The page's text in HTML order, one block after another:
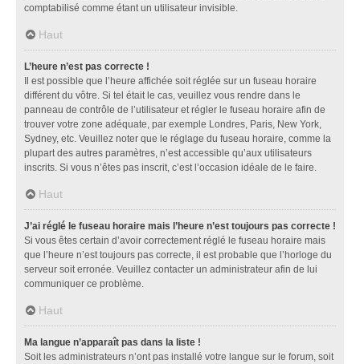
comptabilisé comme étant un utilisateur invisible.
Haut
L’heure n’est pas correcte !
Il est possible que l’heure affichée soit réglée sur un fuseau horaire
différent du vôtre. Si tel était le cas, veuillez vous rendre dans le
panneau de contrôle de l’utilisateur et régler le fuseau horaire afin de
trouver votre zone adéquate, par exemple Londres, Paris, New York,
Sydney, etc. Veuillez noter que le réglage du fuseau horaire, comme la
plupart des autres paramètres, n’est accessible qu’aux utilisateurs
inscrits. Si vous n’êtes pas inscrit, c’est l’occasion idéale de le faire.
Haut
J’ai réglé le fuseau horaire mais l’heure n’est toujours pas correcte !
Si vous êtes certain d’avoir correctement réglé le fuseau horaire mais
que l’heure n’est toujours pas correcte, il est probable que l’horloge du
serveur soit erronée. Veuillez contacter un administrateur afin de lui
communiquer ce problème.
Haut
Ma langue n’apparaît pas dans la liste !
Soit les administrateurs n’ont pas installé votre langue sur le forum, soit